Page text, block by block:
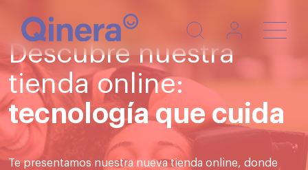
de
Descubre nuestra
tienda online:
tecnología que cuida
Te presentamos nuestra nueva tienda online, donde